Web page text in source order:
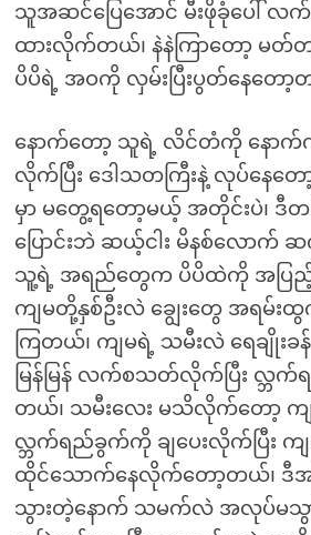
သူအဆင်ပြေအောင် မီးဖိုခုံပေါ် လက်
ထားလိုက်တယ်၊ နဲနဲကြာတော့ မတ်
ပိပိရဲ့ အဝကို လှမ်းပြီးပွတ်နေတော့တ
နောက်တော့ သူရဲ့ လိင်တံကို နော
လိုက်ပြီး ဒေါသတကြီးနဲ့ လုပ်နေတ
မှာ မတွေ့ရတော့မယ့် အတိုင်းပဲ၊ ဒီတ
ပြောင်းဘဲ ဆယ့်ငါး မိနစ်လော
သူ့ရဲ့ အရည်တွေက ပိပိထဲကို အပြည့်
ကျမတို့နှစ်ဦးလဲ ချွေးတွေ အရမ်းထွက်
ကြတယ်၊ ကျမရဲ့ သမီးလဲ ရေချိုး
မြန်မြန် လက်စသတ်လိုက်ပြီး လ္ဘက်
တယ်၊ သမီးလေး မသိလိုက်တော့ ကျ
လ္ဘက်ရည်ခွက်ကို ချပေးလိုက်ပြီး
ထိုင်သောက်နေလိုက်တော့တယ်၊ ဒီအဖ
သွားတဲ့နောက် သမက်လဲ အလုပ်မသွ